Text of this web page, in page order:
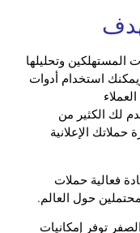
المستهلكين وتحليلها
استخدام أدوات
لك الكثير من
الإعلانية
فعالية حملات
حول العالم.
توفر إمكانيات